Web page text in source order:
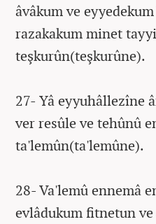
âvâkum ve
razakakum minet
teşkurûn(teşkurûne).
27- Yâ eyyuhâllezîne
ver resûle ve tehûnû
ta'lemûn(ta'lemûne).
28- Va'lemû ennemâ
evlâdukum fitnetun